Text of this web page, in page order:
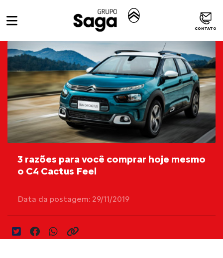
CONTATO
3 razões para você comprar hoje mesmo
o C4 Cactus Feel
Data da postagem: 29/11/2019